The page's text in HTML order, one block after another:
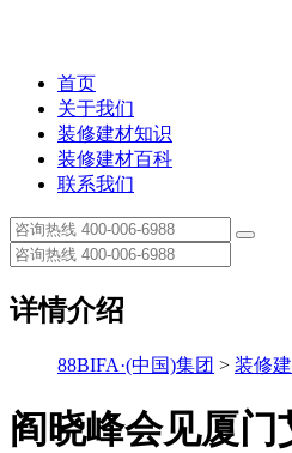
首页
关于我们
装修建材知识
装修建材百科
联系我们
详情介绍
88BIFA·(中国)集团 > 装修
阎晓峰会见厦门